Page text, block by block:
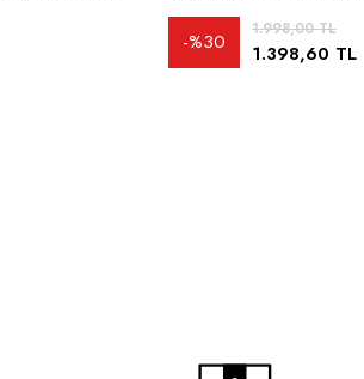
1.398,60 TL
1.998,00 TL
%30